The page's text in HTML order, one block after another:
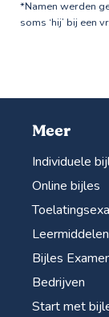
*Namen werden
soms ‘hij’ bij een
Meer
Individuele
Online bijles
Leermiddelen
Bijles
Bedrijven
Start met